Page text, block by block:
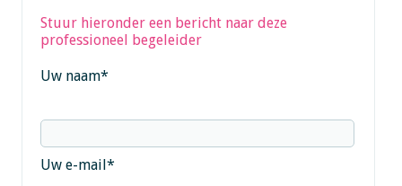
Stuur hieronder een bericht naar deze
professioneel begeleider
Uw naam*
Uw e-mail*